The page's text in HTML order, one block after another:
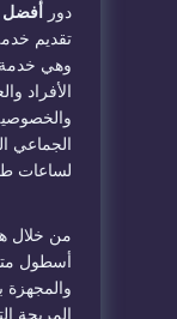
دور
أفضل
تقديم
وهي خدمة
الأفراد
الجماعي
لساعات
من خلال
أسطول
والمجهزة
المريحة